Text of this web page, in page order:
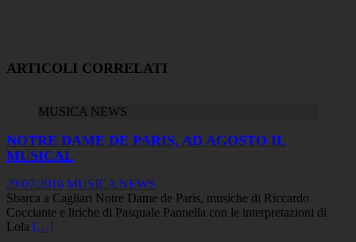
ARTICOLI CORRELATI
MUSICA NEWS
NOTRE DAME DE PARIS, AD AGOSTO IL
MUSICAL
29/07/2016 MUSICA NEWS
Sbarca a Cagliari Notre Dame de Paris, musiche di Riccardo
Cocciante e liriche di Pasquale Pannella con le interpretazioni di
Lola […]